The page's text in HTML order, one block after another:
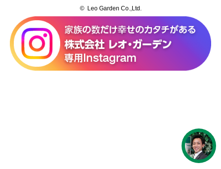
© Leo Garden Co.,Ltd.